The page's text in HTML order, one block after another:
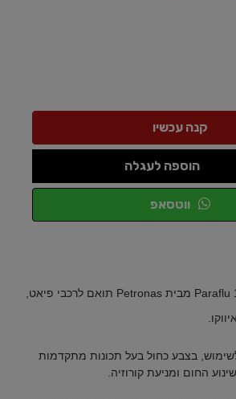
הוספה לעגלה
ווטסאפ
נוזל קירור מרוכז כחול Paraflu 11 מבית Petronas תואם לרכבי פיאט,
לשימוש, בצבע כחול בעל תכונות מתקדמות
החום ומניעת קורוזיה.